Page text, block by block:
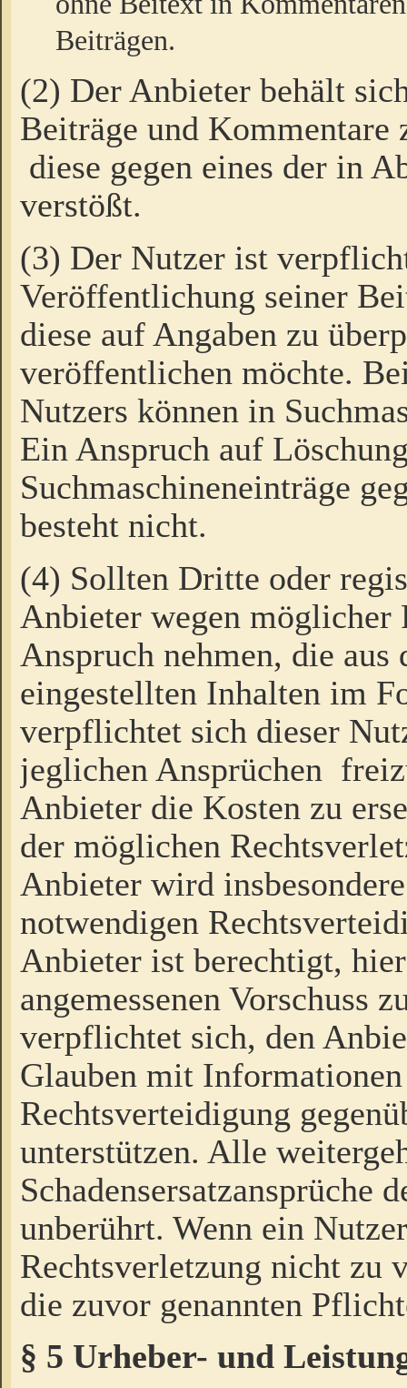
Beiträgen.
(2) Der Anbieter behält
Beiträge und Kommentare
diese gegen eines der in
verstößt.
(3) Der Nutzer ist
Veröffentlichung seiner
diese auf Angaben zu
veröffentlichen möchte.
Nutzers können in
Ein Anspruch auf
Suchmaschineneinträge
besteht nicht.
(4) Sollten Dritte oder
Anbieter wegen möglicher
Anspruch nehmen, die
eingestellten Inhalten im
verpflichtet sich dieser
jeglichen Ansprüchen
Anbieter die Kosten zu
der möglichen
Anbieter wird
notwendigen
Anbieter ist berechtigt,
angemessenen Vorschuss
verpflichtet sich, den
Glauben mit
Rechtsverteidigung
unterstützen. Alle
Schadensersatzansprüche
unberührt. Wenn ein
Rechtsverletzung nicht zu
die zuvor genannten
§ 5 Urheber- und